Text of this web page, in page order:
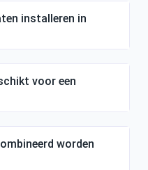
installeren in
voor een
worden